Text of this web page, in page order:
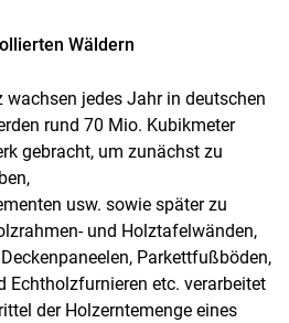
Wäldern
jedes Jahr in deutschen
rund 70 Mio. Kubikmeter
gebracht, um zunächst zu
usw. sowie später zu
und Holztafelwänden,
Parkettfußböden,
Echtholzfurnieren etc. verarbeitet
der Holzerntemenge eines